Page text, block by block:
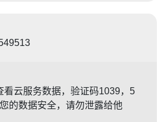
看云服务数据，验证码1039，5
的数据安全，请勿泄露给他